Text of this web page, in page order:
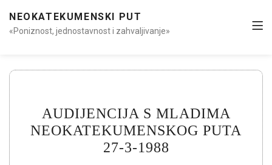
NEOKATEKUMENSKI PUT
«Poniznost, jednostavnost i zahvaljivanje»
AUDIJENCIJA S MLADIMA
NEOKATEKUMENSKOG PUTA
27-3-1988